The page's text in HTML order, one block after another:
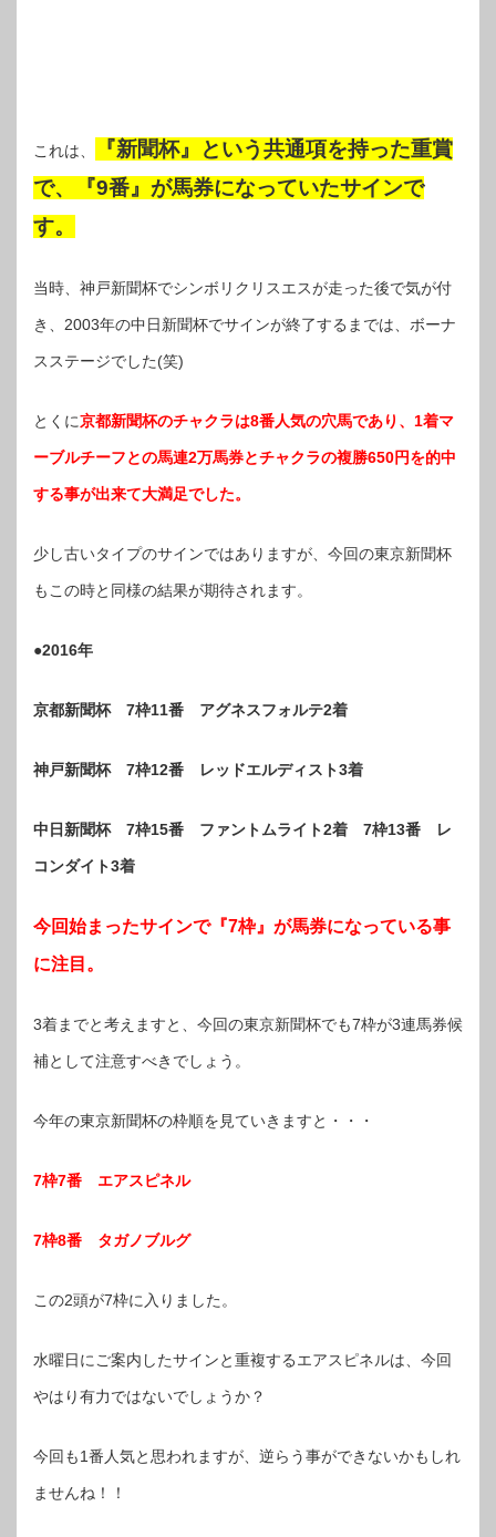
これは、
『新聞杯』という共通項を持った重賞
で、『9番』が馬券になっていたサインで
す。
当時、神戸新聞杯でシンボリクリスエスが走った後で気が付
き、2003年の中日新聞杯でサインが終了するまでは、ボーナ
スステージでした(笑)
とくに京都新聞杯のチャクラは8番人気の穴馬であり、1着マ
ーブルチーフとの馬連2万馬券とチャクラの複勝650円を的中
する事が出来て大満足でした。
少し古いタイプのサインではありますが、今回の東京新聞杯
もこの時と同様の結果が期待されます。
●2016年
京都新聞杯 7枠11番 アグネスフォルテ2着
神戸新聞杯 7枠12番 レッドエルディスト3着
中日新聞杯 7枠15番 ファントムライト2着 7枠13番 レ
コンダイト3着
今回始まったサインで『7枠』が馬券になっている事
に注目。
3着までと考えますと、今回の東京新聞杯でも7枠が3連馬券候
補として注意すべきでしょう。
今年の東京新聞杯の枠順を見ていきますと・・・
7枠7番 エアスピネル
7枠8番 タガノブルグ
この2頭が7枠に入りました。
水曜日にご案内したサインと重複するエアスピネルは、今回
やはり有力ではないでしょうか？
今回も1番人気と思われますが、逆らう事ができないかもしれ
ませんね！！